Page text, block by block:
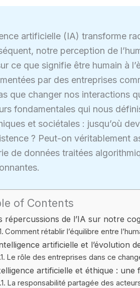
artificielle (IA) transforme
notre perception de
ce que signifie être humain à
par des entreprises
que changer nos interactions
fondamentales qui nous
et sociétales : jusqu’où
? Peut-on véritablement
de données traitées
of Contents
répercussions de l’IA sur notre
Comment rétablir l’équilibre entre
artificielle et l’évolution
Le rôle des entreprises dans ce
artificielle et éthique : une
La responsabilité partagée des